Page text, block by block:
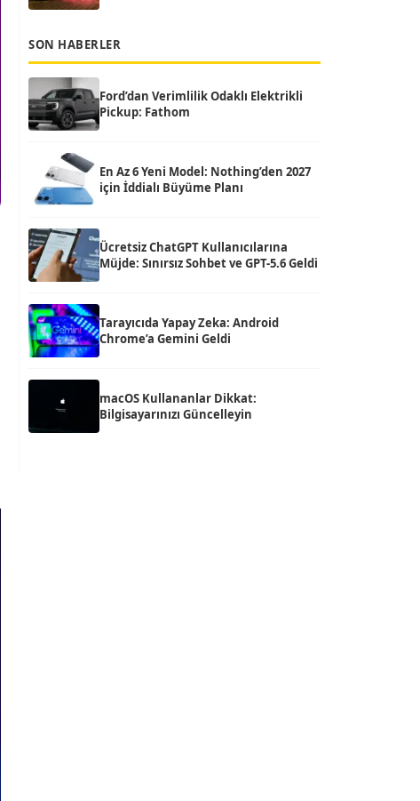
SON HABERLER
Ford’dan Verimlilik Odaklı Elektrikli
Pickup: Fathom
En Az 6 Yeni Model: Nothing’den 2027
için İddialı Büyüme Planı
Ücretsiz ChatGPT Kullanıcılarına
Müjde: Sınırsız Sohbet ve GPT-5.6 Geldi
Tarayıcıda Yapay Zeka: Android
Chrome’a Gemini Geldi
macOS Kullananlar Dikkat:
Bilgisayarınızı Güncelleyin